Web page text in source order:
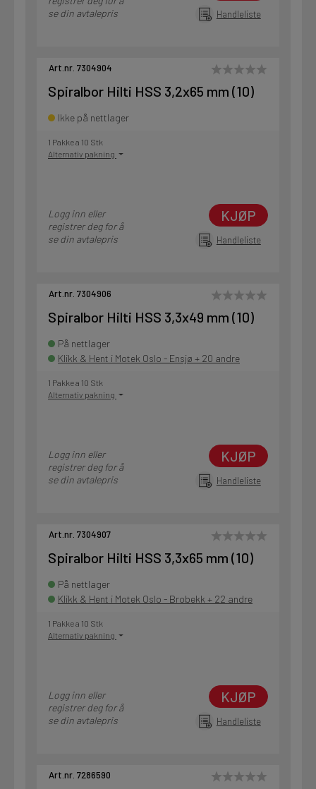
se din avtalepris
Handleliste
Art.nr. 7304904
Spiralbor Hilti HSS 3,2x65 mm (10)
Ikke på nettlager
1 Pakke a 10 Stk
Alternativ pakning
Logg inn eller
registrer deg for å
se din avtalepris
KJØP
Handleliste
Art.nr. 7304906
Spiralbor Hilti HSS 3,3x49 mm (10)
På nettlager
Klikk & Hent i Motek Oslo - Ensjø + 20 andre
1 Pakke a 10 Stk
Alternativ pakning
Logg inn eller
registrer deg for å
se din avtalepris
KJØP
Handleliste
Art.nr. 7304907
Spiralbor Hilti HSS 3,3x65 mm (10)
På nettlager
Klikk & Hent i Motek Oslo - Brobekk + 22 andre
1 Pakke a 10 Stk
Alternativ pakning
Logg inn eller
registrer deg for å
se din avtalepris
KJØP
Handleliste
Art.nr. 7286590